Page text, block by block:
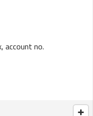
account no.